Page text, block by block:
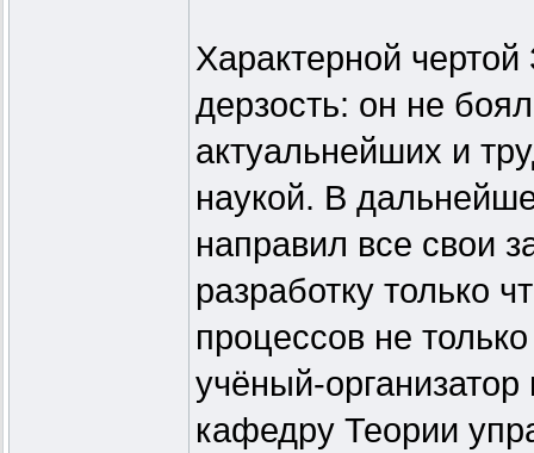
Характерной
дерзость: он не
актуальнейших и
наукой. В
направил все свои
разработку только
процессов не
учёный-
кафедру Теории